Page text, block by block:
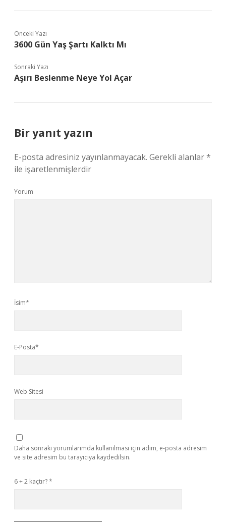
Önceki Yazı
3600 Gün Yaş Şartı Kalktı Mı
Sonraki Yazı
Aşırı Beslenme Neye Yol Açar
Bir yanıt yazın
E-posta adresiniz yayınlanmayacak. Gerekli alanlar*
ile işaretlenmişlerdir
Yorum
İsim*
E-Posta*
Web Sitesi
Daha sonraki yorumlarımda kullanılması için adım, e-posta adresim
ve site adresim bu tarayıcıya kaydedilsin.
6 + 2 kaçtır?*